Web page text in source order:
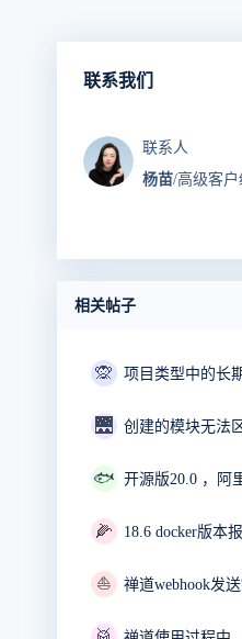
联系我们
联系人
杨苗/高级客户
相关帖子
🙊 项目类型中的长
🌉 创建的模块无法
🐟 开源版20.0 ，阿
🌽 18.6 docker版本
⛵ 禅道webhook发